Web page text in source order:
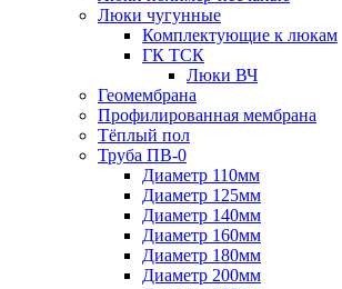
Люки чугунные
Комплектующие к люкам
ГК ТСК
Люки ВЧ
Геомембрана
Профилированная мембрана
Тёплый пол
Труба ПВ-0
Диаметр 110мм
Диаметр 125мм
Диаметр 140мм
Диаметр 160мм
Диаметр 180мм
Диаметр 200мм